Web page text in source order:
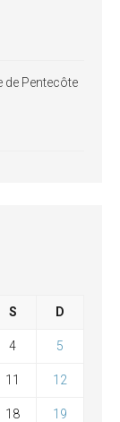
de Pentecôte
S D
4 5
11 12
18 19